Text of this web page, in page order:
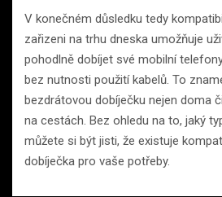
V konečném důsledku tedy
zařizeni na trhu dneska umožňuje
pohodlně dobíjet své mobilní
bez nutnosti použití kabelů. To
bezdrátovou dobíječku nejen doma
na cestách. Bez ohledu na to, jaký
můžete si být jisti, že existuje
dobíječka pro vaše potřeby.